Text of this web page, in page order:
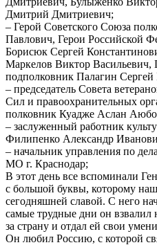
Дмитрий Дмитриевич;
– Герой Советского Союза
Павлович, Герои Российской
Борисюк Сергей
Маркелов Виктор Васильевич,
подполковник Палагин Сергей
– председатель Совета
Сил и правоохранительных
полковник Куадже Аслан
– заслуженный работник
Филипенко Александр
– начальник управления по
МО г. Краснодар;
В этот день все вспоминали
с большой буквы, которому
сегодняшней славой. С него
самые трудные дни он взвалил
за страну и отдал ей свои
Он любил Россию, с которой